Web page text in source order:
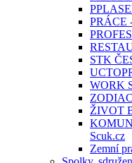
PRÁCE
STK
WORK
ŽIVOT
Scuk.cz
Zemní